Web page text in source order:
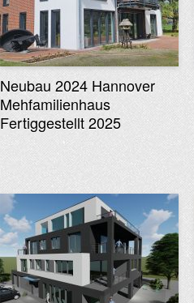
Neubau 2024 Hannover
Mehfamilienhaus
Fertiggestellt 2025